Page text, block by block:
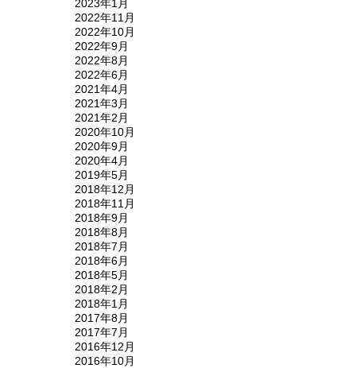
2023年1月
2022年11月
2022年10月
2022年9月
2022年8月
2022年6月
2021年4月
2021年3月
2021年2月
2020年10月
2020年9月
2020年4月
2019年5月
2018年12月
2018年11月
2018年9月
2018年8月
2018年7月
2018年6月
2018年5月
2018年2月
2018年1月
2017年8月
2017年7月
2016年12月
2016年10月